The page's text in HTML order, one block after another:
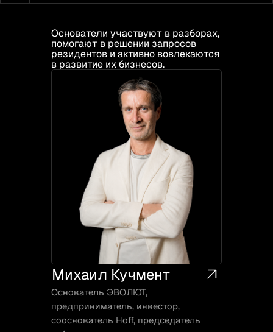
Основатели участвуют в разборах,
помогают в решении запросов
резидентов и активно вовлекаются
в развитие их бизнесов.
Михаил Кучмент
Основатель ЭВОЛЮТ,
предприниматель, инвестор,
сооснователь Hoff, председатель